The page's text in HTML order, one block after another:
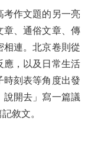
作文題的另一亮
章、通俗文章、傳
相連。北京卷則從
應，以及日常生活
時刻表等角度出發
說開去」寫一篇議
敘文。